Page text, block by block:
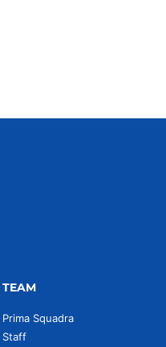
TEAM
Prima Squadra
Staff